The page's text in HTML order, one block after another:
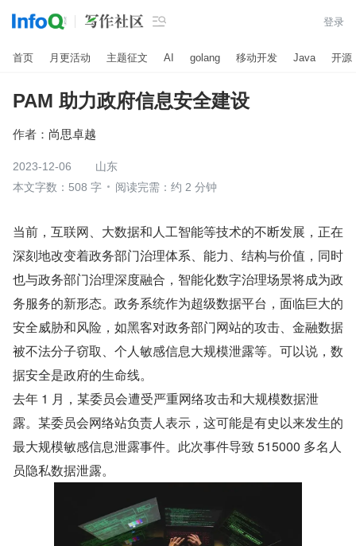
 登录
首页 月更活动 主题征文 AI golang 移动开发 Java 开源
PAM 助力政府信息安全建设
作者： 尚思卓越
2023-12-06
山东
本文字数：508 字
阅读完需：约 2 分钟
当前，互联网、大数据和人工智能等技术的不断发展，正在
深刻地改变着政务部门治理体系、能力、结构与价值，同时
也与政务部门治理深度融合，智能化数字治理场景将成为政
务服务的新形态。政务系统作为超级数据平台，面临巨大的
安全威胁和风险，如黑客对政务部门网站的攻击、金融数据
被不法分子窃取、个人敏感信息大规模泄露等。可以说，数
据安全是政府的生命线。
去年 1 月，某委员会遭受严重网络攻击和大规模数据泄
露。某委员会网络站负责人表示，这可能是有史以来发生的
最大规模敏感信息泄露事件。此次事件导致 515000 多名人
员隐私数据泄露。